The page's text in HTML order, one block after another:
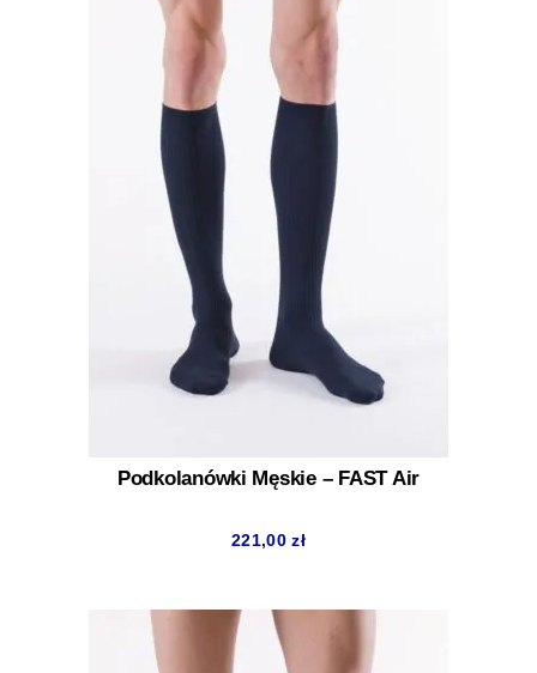
Podkolanówki Męskie – FAST Air
221,00zł